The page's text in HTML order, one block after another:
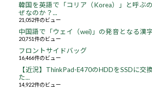
韓国を英語で「コリア（Korea）」と呼ぶ
ぜなのか？...
21,052件のビュー
中国語で「ウェイ（wei)」の発音となる漢
20,751件のビュー
フロントサイドバッグ
16,466件のビュー
【近況】ThinkPad-E470のHDDをSSDに交
た...
14,922件のビュー